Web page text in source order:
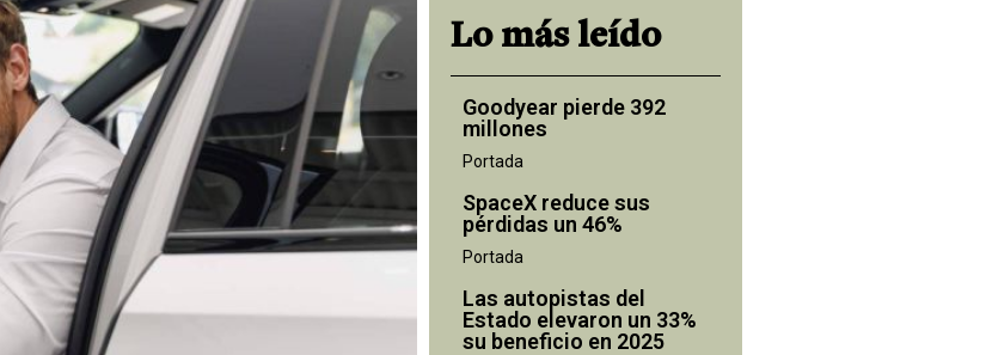
Lo más leído
Goodyear pierde 392
millones
Portada
SpaceX reduce sus
pérdidas un 46%
Portada
Las autopistas del
Estado elevaron un 33%
su beneficio en 2025